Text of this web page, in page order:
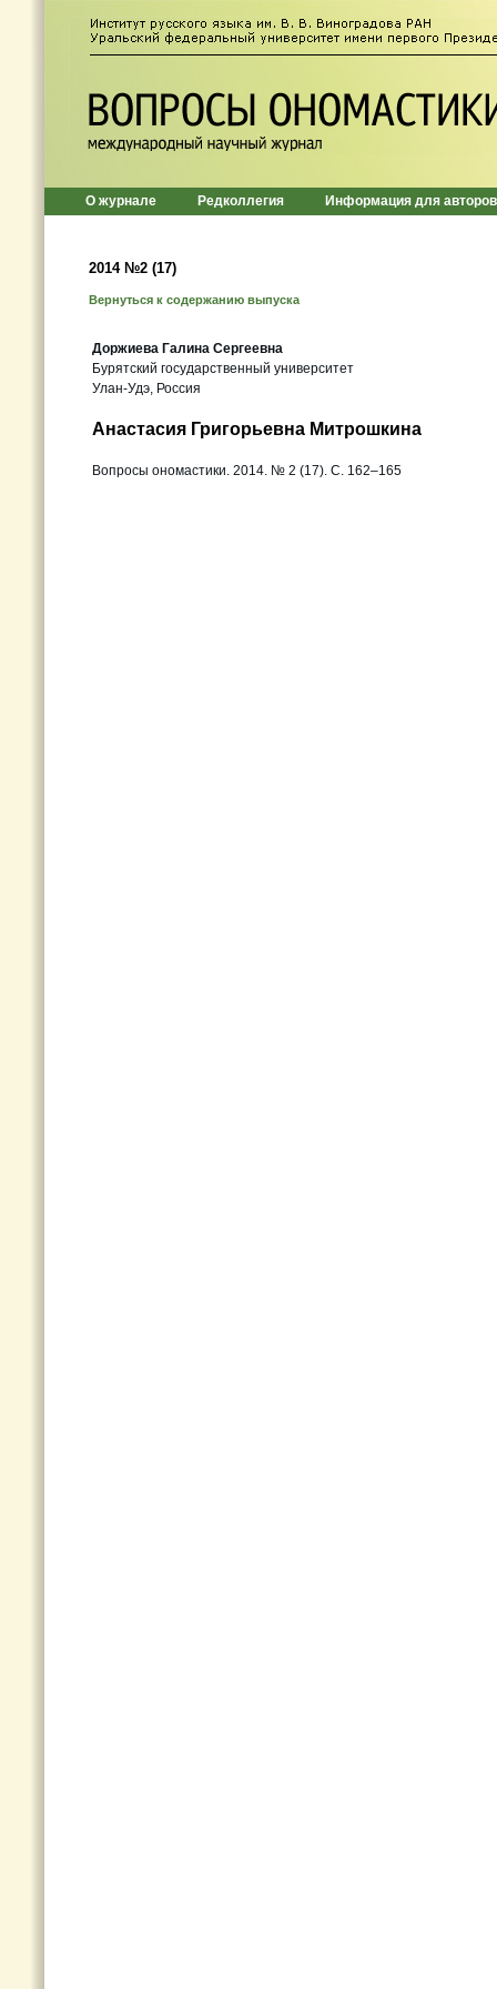
О журнале Редколлегия Информация для авторов
2014 №2 (17)
Вернуться к содержанию выпуска
Доржиева Галина Сергеевна
Бурятский государственный университет
Улан-Удэ, Россия
Анастасия Григорьевна Митрошкина
Вопросы ономастики. 2014. № 2 (17). C. 162–165